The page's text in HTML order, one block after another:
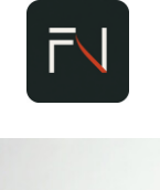
Zum
springen